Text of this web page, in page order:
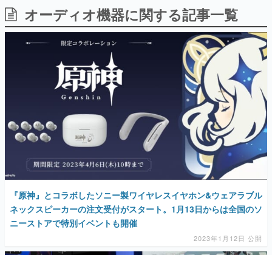
日本のコンテンツ産業やカルチャーに与えた影響を探る企
画です。
日本モバイルゲーム産業史
日本のモバイルゲーム史における主要なトピック・タイト
ルを網羅するほか、開発者へのインタビューや識者による
解説を掲載。約20年の歴史が一望できる決定版！
若ゲのいたり〜ゲームクリエイターの青春〜
『うつヌケ』『ペンと箸』等で知られるマンガ家・田中圭
一先生によるゲーム業界レポートマンガです。
なんでゲームは面白い？
ゲーム開発者・hamatsu氏がゲームの魅力を画面や操作の
具体的な形から解き明かしていく、硬派で骨太な評論連載
です。
「経験値」「裏技」「ラスボス」… ゲームにまつわる言葉
の起源や用法の変遷を、コンピューター文化史研究家・タ
イニーP氏が徹底調査。
カテゴリ
オーディオ機器に関する記事一覧
『原神』とコラボしたソニー製ワイヤレスイヤホン&ウェアラブル
ネックスピーカーの注文受付がスタート。1月13日からは全国のソ
ニーストアで特別イベントも開催
2023年1月12日 公開